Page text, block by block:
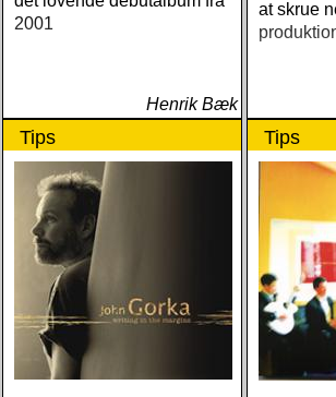
2001
Henrik Bæk
at skrue
Tips Tips